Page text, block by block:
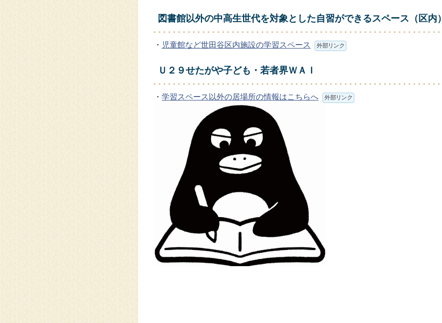
図書館以外の中高生世代を対象とした自習ができるスペース（区内）
・ 児童館など世田谷区内施設の学習スペース 外部リンク
Ｕ２９せたがや子ども・若者界ＷＡＩ
・ 学習スペース以外の居場所の情報はこちらへ 外部リンク